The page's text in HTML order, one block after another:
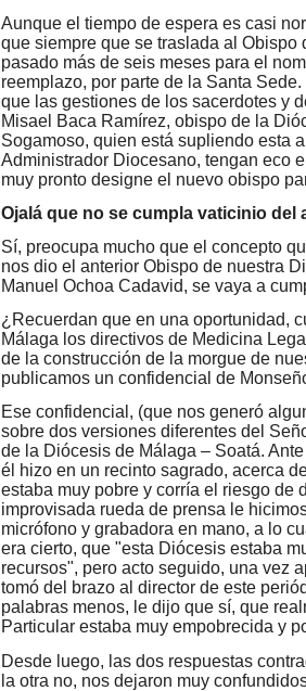
Aunque el tiempo de espera es casi
que siempre que se traslada al Obispo
pasado más de seis meses para el
reemplazo, por parte de la Santa
que las gestiones de los sacerdotes y
Misael Baca Ramírez, obispo de la
Sogamoso, quien está supliendo esta
Administrador Diocesano, tengan eco
muy pronto designe el nuevo obispo
Ojalá que no se cumpla vaticinio del
Sí, preocupa mucho que el concepto
nos dio el anterior Obispo de nuestra
Manuel Ochoa Cadavid, se vaya a
¿Recuerdan que en una oportunidad,
Málaga los directivos de Medicina
de la construcción de la morgue de
publicamos un confidencial de
Ese confidencial, (que nos generó
sobre dos versiones diferentes del
de la Diócesis de Málaga – Soatá.
él hizo en un recinto sagrado, acerca
estaba muy pobre y corría el riesgo de
improvisada rueda de prensa le
micrófono y grabadora en mano, a lo
era cierto, que "esta Diócesis estaba
recursos", pero acto seguido, una vez
tomó del brazo al director de este
palabras menos, le dijo que sí, que
Particular estaba muy empobrecida y
Desde luego, las dos respuestas
la otra no, nos dejaron muy